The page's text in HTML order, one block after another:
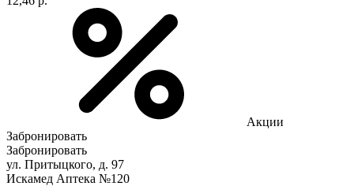
Акции
Забронировать
Забронировать
ул. Притыцкого, д. 97
Искамед Аптека №120